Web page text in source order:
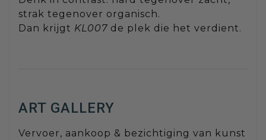
strak tegenover organisch.
Dan krijgt KL007 de plek die het verdient.
ART GALLERY
Vervoer, aankoop & bezichtiging van kunst